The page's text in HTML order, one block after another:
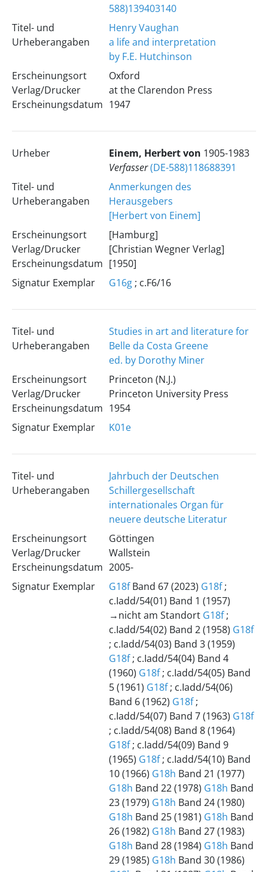
588)139403140
Titel- und
Urheberangaben
Henry Vaughan
a life and interpretation
by F.E. Hutchinson
Erscheinungsort
Verlag/Drucker
Erscheinungsdatum
Oxford
at the Clarendon Press
1947
Urheber Einem, Herbert von 1905-1983
Verfasser(DE-588)118688391
Titel- und
Urheberangaben
Anmerkungen des
Herausgebers
[Herbert von Einem]
Erscheinungsort
Verlag/Drucker
Erscheinungsdatum
[Hamburg]
[Christian Wegner Verlag]
[1950]
Signatur Exemplar
G16g; c.F6/16
Titel- und
Urheberangaben
Studies in art and literature for
Belle da Costa Greene
ed. by Dorothy Miner
Erscheinungsort
Verlag/Drucker
Erscheinungsdatum
Princeton (N.J.)
Princeton University Press
1954
Signatur Exemplar
K01e
Titel- und
Urheberangaben
Jahrbuch der Deutschen
Schillergesellschaft
internationales Organ für
neuere deutsche Literatur
Erscheinungsort
Verlag/Drucker
Erscheinungsdatum
Göttingen
Wallstein
2005-
Signatur Exemplar
G18fBand 67 (2023) G18f;
c.Iadd/54(01) Band 1 (1957)
→nicht am Standort G18f;
c.Iadd/54(02) Band 2 (1958) G18f
; c.Iadd/54(03) Band 3 (1959)
G18f; c.Iadd/54(04) Band 4
(1960) G18f; c.Iadd/54(05) Band
5 (1961) G18f; c.Iadd/54(06)
Band 6 (1962) G18f;
c.Iadd/54(07) Band 7 (1963) G18f
; c.Iadd/54(08) Band 8 (1964)
G18f; c.Iadd/54(09) Band 9
(1965) G18f; c.Iadd/54(10) Band
10 (1966) G18h Band 21 (1977)
G18h Band 22 (1978) G18h Band
23 (1979) G18h Band 24 (1980)
G18h Band 25 (1981) G18h Band
26 (1982) G18h Band 27 (1983)
G18h Band 28 (1984) G18h Band
29 (1985) G18h Band 30 (1986)